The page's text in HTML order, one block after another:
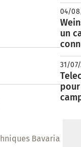
Bavaria
04/
un
31/